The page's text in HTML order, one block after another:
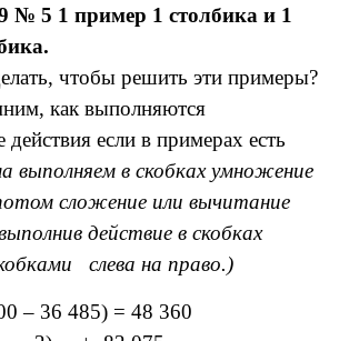
№ 5 1 пример 1 столбика и 1
чтобы решить эти примеры?
как выполняются
действия если в примерах есть
выполняем в скобках умножение
сложение или вычитание
действие в скобках
слева на право.)
– 36 485) = 48 360